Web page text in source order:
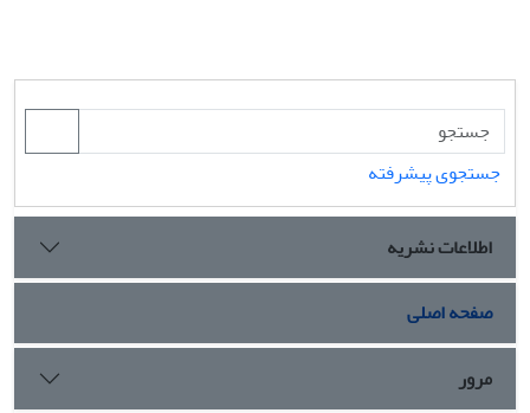
جستجوی پیشرفته
اطلاعات نشریه
صفحه اصلی
مرور